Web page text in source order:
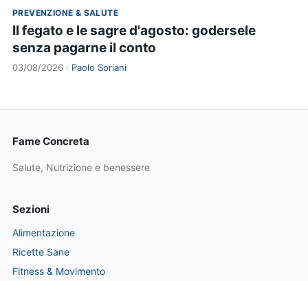
PREVENZIONE & SALUTE
Il fegato e le sagre d'agosto: godersele
senza pagarne il conto
03/08/2026 · Paolo Soriani
Fame Concreta
Salute, Nutrizione e benessere
Sezioni
Alimentazione
Ricette Sane
Fitness & Movimento